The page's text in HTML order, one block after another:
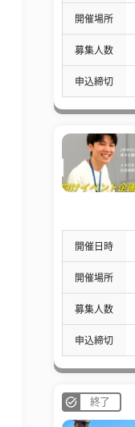
開催場所
募集人数
申込締切
開催日時
開催場所
募集人数
申込締切
終了